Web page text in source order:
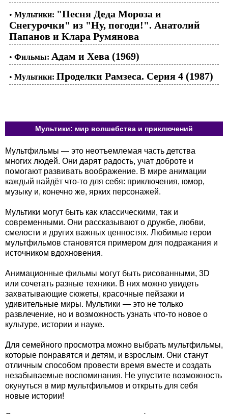
• Мультики: "Песня Деда Мороза и
Снегурочки" из "Ну, погоди!". Анатолий
Папанов и Клара Румянова
• Фильмы: Адам и Хева (1969)
• Мультики: Проделки Рамзеса. Серия 4 (1987)
Мультики: мир волшебства и приключений
Мультфильмы — это неотъемлемая часть детства
многих людей. Они дарят радость, учат доброте и
помогают развивать воображение. В мире анимации
каждый найдёт что-то для себя: приключения, юмор,
музыку и, конечно же, ярких персонажей.
Мультики могут быть как классическими, так и
современными. Они рассказывают о дружбе, любви,
смелости и других важных ценностях. Любимые герои
мультфильмов становятся примером для подражания и
источником вдохновения.
Анимационные фильмы могут быть рисованными, 3D
или сочетать разные техники. В них можно увидеть
захватывающие сюжеты, красочные пейзажи и
удивительные миры. Мультики — это не только
развлечение, но и возможность узнать что-то новое о
культуре, истории и науке.
Для семейного просмотра можно выбрать мультфильмы,
которые понравятся и детям, и взрослым. Они станут
отличным способом провести время вместе и создать
незабываемые воспоминания. Не упустите возможность
окунуться в мир мультфильмов и открыть для себя
новые истории!